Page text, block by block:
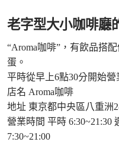
老字型大小咖啡廳
“Aroma咖啡”，有飲品搭
蛋。
平時從早上6點30分開始營
店名 Aroma咖啡
地址 東京都中央區八重洲
營業時間 平時 6:30~21:30
7:30~21:00